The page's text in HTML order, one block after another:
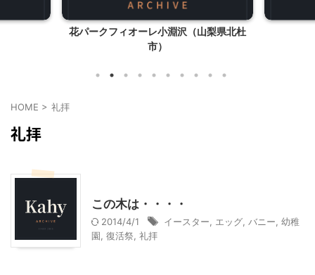
花パークフィオーレ小淵沢（山梨県北杜
市）
HOME > 礼拝
礼拝
この木は・・・・
2014/4/1 イースター エッグ バニー 幼稚
園 復活祭 礼拝